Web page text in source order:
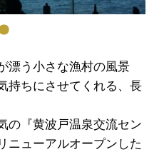
漂う小さな漁村の風景
持ちにさせてくれる、長
の『黄波戸温泉交流セン
ニューアルオープンした